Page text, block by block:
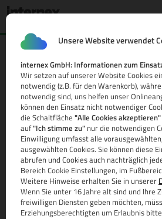
Unsere Website verwendet
internex GmbH: Informationen zum
Wir setzen auf unserer Website Cookies
notwendig (z.B. für den Warenkorb),
notwendig sind, uns helfen unser
können den Einsatz nicht notwendiger
die Schaltfläche "Alle Cookies akzeptieren"
auf"Ich stimme zu" nur die notwendigen
Einwilligung umfasst alle
ausgewählten Cookies. Sie können diese
abrufen und Cookies auch nachträglich
Bereich Cookie Einstellungen, im
Weitere Hinweise erhalten Sie in unserer
Wenn Sie unter 16 Jahre alt sind und Ihre
freiwilligen Diensten geben möchten,
Erziehungsberechtigten um Erlaubnis
.tattoo Domain
Alle Infos
www.